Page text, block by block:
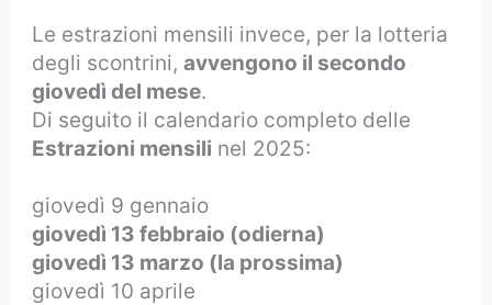
Le estrazioni mensili invece, per la lotteria
degli scontrini,avvengono il secondo
giovedì del mese.
Di seguito il calendario completo delle
Estrazioni mensili nel 2025:
giovedì 9 gennaio
giovedì 13 febbraio (odierna)
giovedì 13 marzo (la prossima)
giovedì 10 aprile